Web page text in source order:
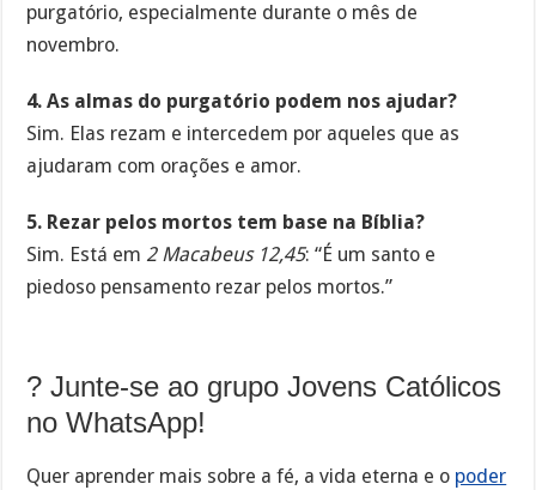
purgatório, especialmente durante o mês de
novembro.
4. As almas do purgatório podem nos ajudar?
Sim. Elas rezam e intercedem por aqueles que as
ajudaram com orações e amor.
5. Rezar pelos mortos tem base na Bíblia?
Sim. Está em 2 Macabeus 12,45: “É um santo e
piedoso pensamento rezar pelos mortos.”
? Junte-se ao grupo Jovens Católicos
no WhatsApp!
Quer aprender mais sobre a fé, a vida eterna e o poder